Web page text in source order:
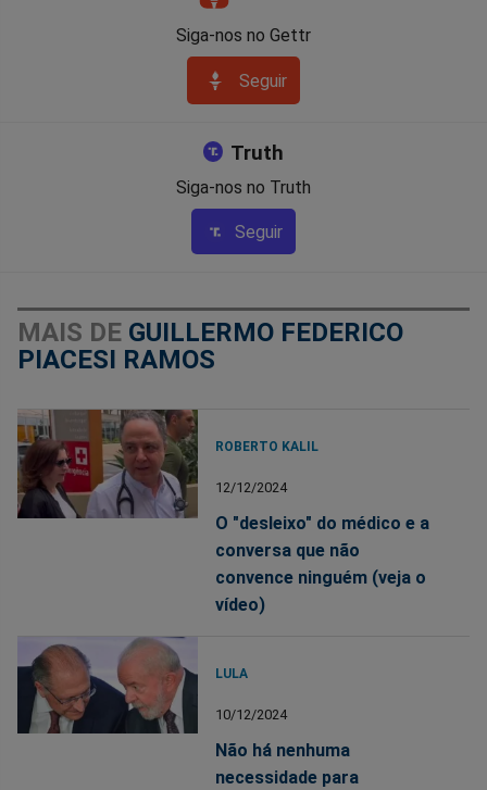
Siga-nos no Gettr
Seguir
Truth
Siga-nos no Truth
Seguir
MAIS DE GUILLERMO FEDERICO
PIACESI RAMOS
ROBERTO KALIL
12/12/2024
O "desleixo" do médico e a
conversa que não
convence ninguém (veja o
vídeo)
LULA
10/12/2024
Não há nenhuma
necessidade para